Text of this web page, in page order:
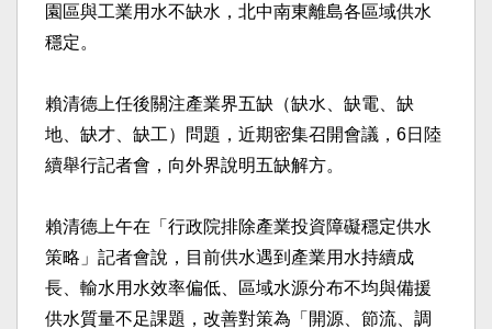
園區與工業用水不缺水，北中南東離島各區域供水
穩定。
賴清德上任後關注產業界五缺（缺水、缺電、缺
地、缺才、缺工）問題，近期密集召開會議，6日陸
續舉行記者會，向外界說明五缺解方。
賴清德上午在「行政院排除產業投資障礙穩定供水
策略」記者會說，目前供水遇到產業用水持續成
長、輸水用水效率偏低、區域水源分布不均與備援
供水質量不足課題，改善對策為「開源、節流、調